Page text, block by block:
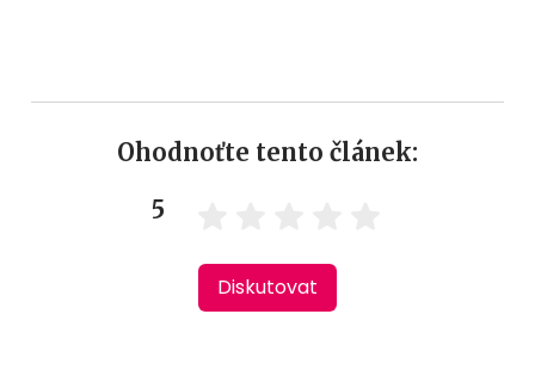
Ohodnoťte tento článek:
5
Diskutovat